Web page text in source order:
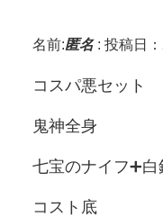
名前:匿名: 投稿日
コスパ悪セット
鬼神全身
七宝のナイフ➕
コスト底